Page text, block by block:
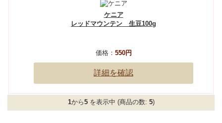
ケニア
レッドマウンテン 生豆100g
価格： 550円
詳細を確認
1から5を表示中 (商品の数: 5)